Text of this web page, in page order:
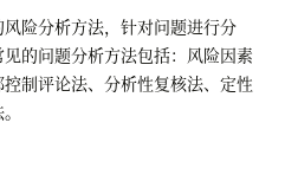
险分析方法，针对问题进行分
的问题分析方法包括：风险因素
制评论法、分析性复核法、定性